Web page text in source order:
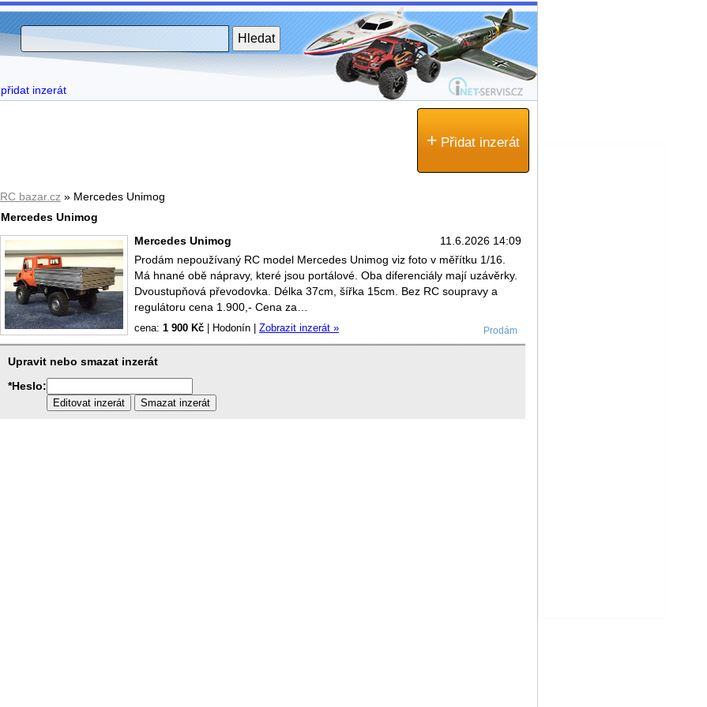
Mercedes Unimog
11.6.2026 14:09
Mercedes Unimog
Prodám nepoužívaný RC model Mercedes Unimog viz foto v měřítku 1/16.
Má hnané obě nápravy, které jsou portálové. Oba diferenciály mají uzávěrky.
Dvoustupňová převodovka. Délka 37cm, šířka 15cm. Bez RC soupravy a
regulátoru cena 1.900,- Cena za…
cena: 1 900 Kč Hodonín Zobrazit inzerát » Prodám
Upravit nebo smazat inzerát
*Heslo:
RC bazar.cz » Mercedes Unimog
přidat inzerát
+ Přidat inzerát